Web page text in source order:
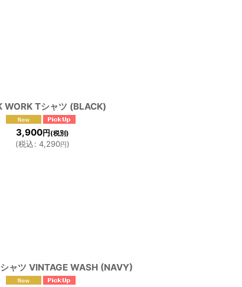
WORK Tシャツ (BLACK)
3,900円 (税別)
(税込: 4,290円)
ャツ VINTAGE WASH (NAVY)